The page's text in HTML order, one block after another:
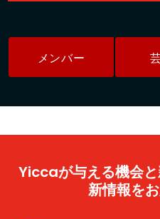
メンバー
Yiccaが与える機会
新情報を